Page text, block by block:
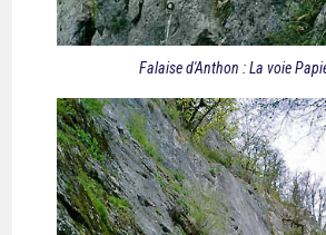
Falaise d'Anthon : La voie